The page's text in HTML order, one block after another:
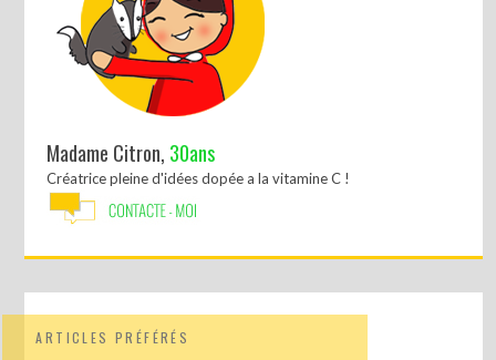
Madame Citron, 30ans
Créatrice pleine d'idées dopée a la vitamine C !
ARTICLES PRÉFÉRÉS